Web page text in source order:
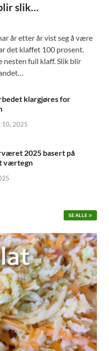
slik…
år etter år vist seg å være
det klaffet 100 prosent.
nesten full klaff. Slik blir
klargjøres for
10, 2025
2025 basert på
værtegn
SE ALLE